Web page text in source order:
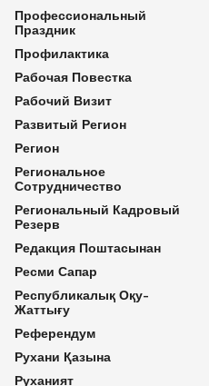
Профессиональный
Праздник
Профилактика
Рабочая Повестка
Рабочий Визит
Развитый Регион
Регион
Региональное
Сотрудничество
Региональный Кадровый
Резерв
Редакция Поштасынан
Ресми Сапар
Республикалық Оқу-
Жаттығу
Референдум
Рухани Қазына
Руханият